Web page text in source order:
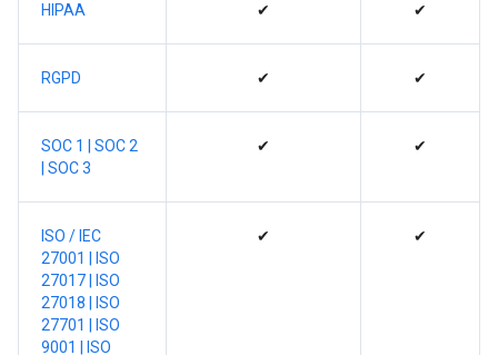
HIPAA ✔ ✔
RGPD ✔ ✔
SOC 1 |
SOC 2
SOC 3
✔ ✔
ISO / IEC
27001
| ISO
27017 |
ISO
27018 |
ISO
27701 |
ISO
9001 |
ISO
✔ ✔